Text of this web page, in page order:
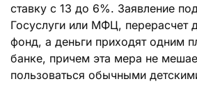
ставку с 13 до 6%. Заявление
Госуслуги или МФЦ, перерасчет
фонд, а деньги приходят одним
банке, причем эта мера не
пользоваться обычными